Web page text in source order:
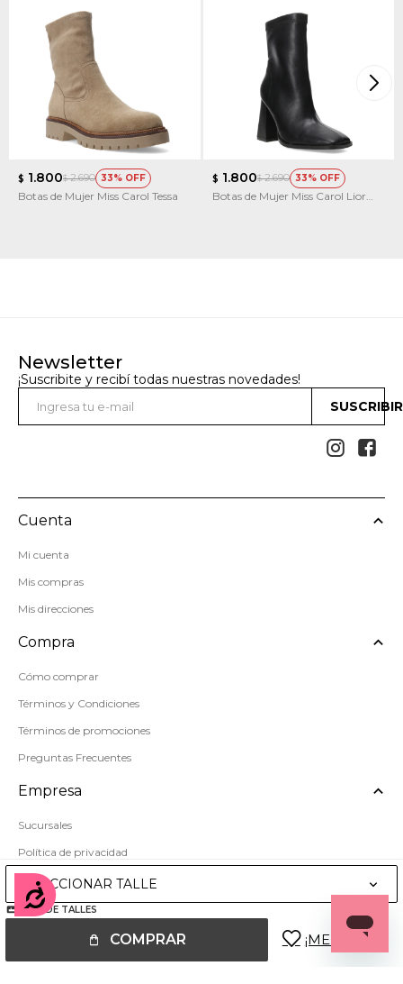
Accesibilidad
SELECCIONAR TALLE
GUÍA DE TALLES
COMPRAR
$ 1.800$ 2.690 33
Botas de Mujer Miss Carol Tessa
$ 1.800$ 2.690 33
Botas de Mujer Miss Carol Lior
Newsletter
¡Suscribite y recibí todas nuestras novedades!
 
Cuenta
Mi cuenta
Mis compras
Mis direcciones
Compra
Cómo comprar
Términos y Condiciones
Términos de promociones
Preguntas Frecuentes
Empresa
Sucursales
Política de privacidad
Mapa del sitio